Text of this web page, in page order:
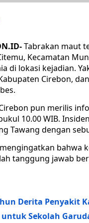
Tabrakan maut
Kecamatan
di lokasi kejadian.
Cirebon,
Cirebon pun merilis
10.00 WIB.
Tawang dengan
bahwa
tanggung jawab
Derita Penyakit
Sekolah